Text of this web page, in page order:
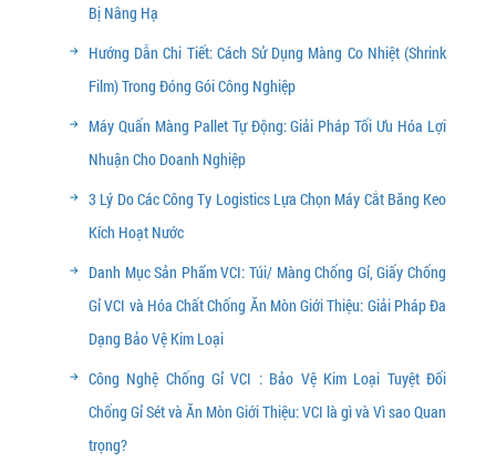
Bị Nâng Hạ
Hướng Dẫn Chi Tiết: Cách Sử Dụng Màng Co Nhiệt (Shrink
Film) Trong Đóng Gói Công Nghiệp
Máy Quấn Màng Pallet Tự Động: Giải Pháp Tối Ưu Hóa Lợi
Nhuận Cho Doanh Nghiệp
3 Lý Do Các Công Ty Logistics Lựa Chọn Máy Cắt Băng Keo
Kích Hoạt Nước
Danh Mục Sản Phẩm VCI: Túi/ Màng Chống Gỉ, Giấy Chống
Gỉ VCI và Hóa Chất Chống Ăn Mòn Giới Thiệu: Giải Pháp Đa
Dạng Bảo Vệ Kim Loại
Công Nghệ Chống Gỉ VCI : Bảo Vệ Kim Loại Tuyệt Đối
Chống Gỉ Sét và Ăn Mòn Giới Thiệu: VCI là gì và Vì sao Quan
trọng?